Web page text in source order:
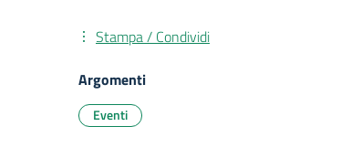
Stampa / Condividi
Argomenti
Eventi